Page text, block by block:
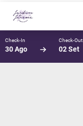
Check-In
30 Ago
Check-Out
02 Set